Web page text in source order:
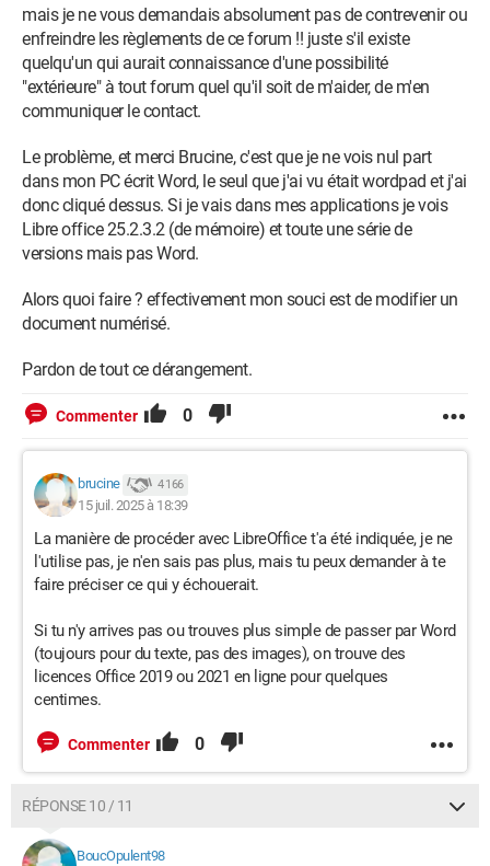
mais je ne vous demandais absolument pas de contrevenir ou
enfreindre les règlements de ce forum !! juste s'il existe
quelqu'un qui aurait connaissance d'une possibilité
"extérieure" à tout forum quel qu'il soit de m'aider, de m'en
communiquer le contact.
Le problème, et merci Brucine, c'est que je ne vois nul part
dans mon PC écrit Word, le seul que j'ai vu était wordpad et j'ai
donc cliqué dessus. Si je vais dans mes applications je vois
Libre office 25.2.3.2 (de mémoire) et toute une série de
versions mais pas Word.
Alors quoi faire ? effectivement mon souci est de modifier un
document numérisé.
Pardon de tout ce dérangement.
Commenter 0
brucine 4 166
15 juil. 2025 à 18:39
La manière de procéder avec LibreOffice t'a été indiquée, je ne
l'utilise pas, je n'en sais pas plus, mais tu peux demander à te
faire préciser ce qui y échouerait.
Si tu n'y arrives pas ou trouves plus simple de passer par Word
(toujours pour du texte, pas des images), on trouve des
licences Office 2019 ou 2021 en ligne pour quelques
centimes.
Commenter 0
RÉPONSE 10 / 11
BoucOpulent98